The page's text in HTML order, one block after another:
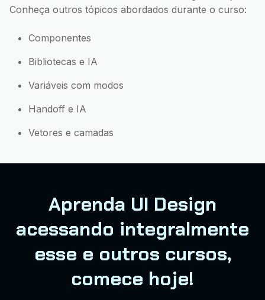
Conheça outros tópicos abordados durante o curso:
Componentes
Bibliotecas e IA
Variáveis com modos
Handoff e IA
Vetores e camadas
Aprenda UI Design
acessando integralmente
esse e outros cursos,
comece hoje!